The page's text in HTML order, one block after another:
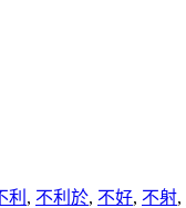
利 , 不利於, 不好, 不射,